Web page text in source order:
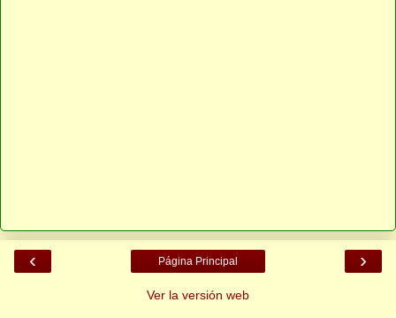
‹ ›
Página Principal
Ver la versión web